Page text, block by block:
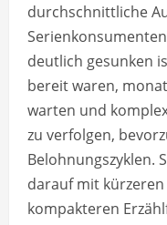
durchschnittliche
deutlich gesunken
bereit waren,
warten und
zu verfolgen,
Belohnungszyklen.
darauf mit
kompakteren